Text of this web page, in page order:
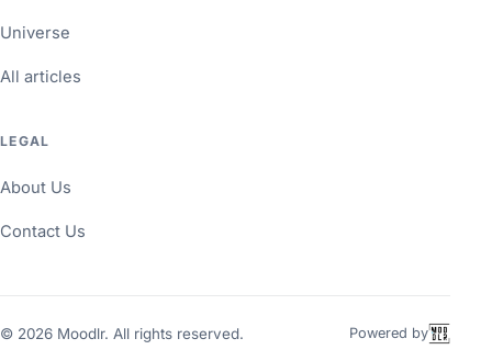
Universe
All articles
LEGAL
About Us
Contact Us
© 2026 Moodlr. All rights reserved. Powered by